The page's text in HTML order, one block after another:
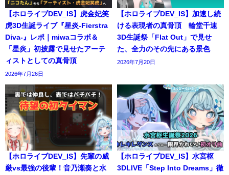
【ホロライブDEV_IS】虎金妃笑
虎3D生誕ライブ『星炎-Fierstra
Diva-』レポ｜miwaコラボ＆
「星炎」初披露で見せたアーテ
ィストとしての真骨頂
2026年7月26日
【ホロライブDEV_IS】加速し続
ける表現者の真骨頂 輪堂千速
3D生誕祭「Flat Out」で見せ
た、全力のその先にある景色
2026年7月20日
【ホロライブDEV_IS】先輩の威
厳vs最強の後輩！音乃瀬奏と水
【ホロライブDEV_IS】水宮枢
3DLIVE「Step Into Dreams」徹